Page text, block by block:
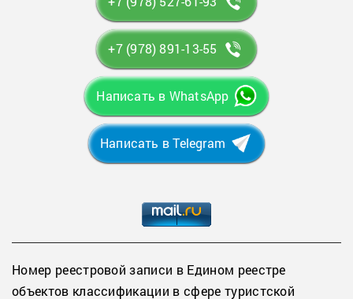
+7 (978) 891-13-55
Написать в WhatsApp
Написать в Telegram
Номер реестровой записи в Едином реестре
объектов классификации в сфере туристской